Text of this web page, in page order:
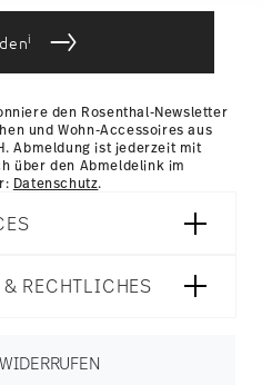
die Lieferzeiten in andere
Sie bitte
i
den Rosenthal-Newsletter
und Wohn-Accessoires aus
Abmeldung ist jederzeit mit
über den Abmeldelink im
Datenschutz.
& RECHTLICHES